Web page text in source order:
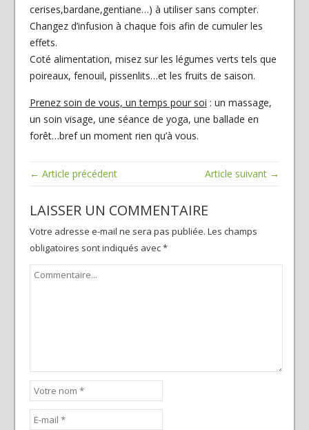
cerises,bardane,gentiane…) à utiliser sans compter.
Changez d’infusion à chaque fois afin de cumuler les
effets.
Coté alimentation, misez sur les légumes verts tels que
poireaux, fenouil, pissenlits…et les fruits de saison.
Prenez soin de vous, un temps pour soi : un massage,
un soin visage, une séance de yoga, une ballade en
forêt…bref un moment rien qu’à vous.
← Article précédent Article suivant →
LAISSER UN COMMENTAIRE
Votre adresse e-mail ne sera pas publiée. Les champs
obligatoires sont indiqués avec*